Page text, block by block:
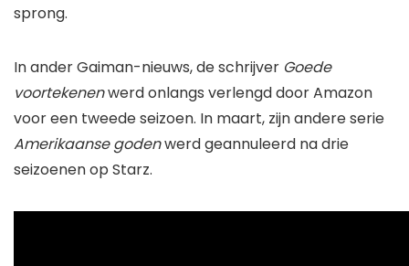
sprong.
In ander Gaiman-nieuws, de schrijver Goede
voortekenenwerd onlangs verlengd door Amazon
voor een tweede seizoen. In maart, zijn andere serie
Amerikaanse godenwerd geannuleerd na drie
seizoenen op Starz.